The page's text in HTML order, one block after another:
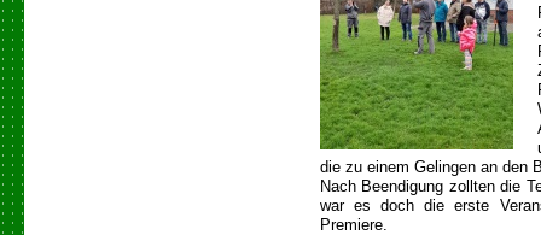
die zu einem Gelingen an den
Nach Beendigung zollten die
war es doch die erste
Premiere.